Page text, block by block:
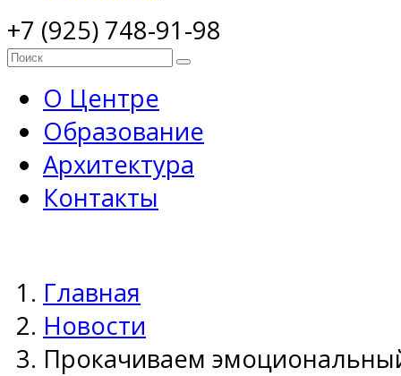
+7 (925) 748-91-98
О Центре
Образование
Архитектура
Контакты
Главная
Новости
Прокачиваем